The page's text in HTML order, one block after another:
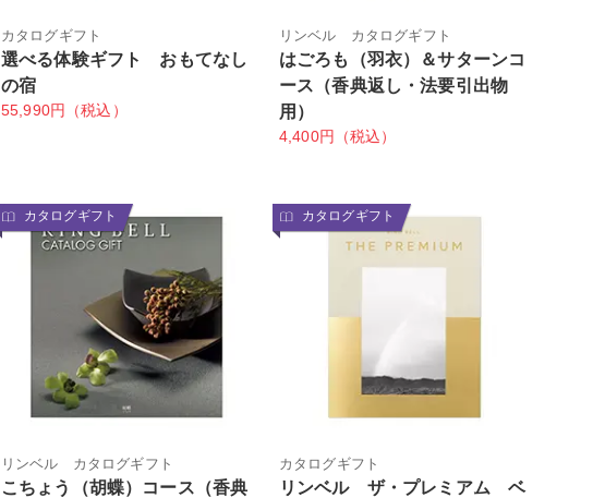
カタログギフト
選べる体験ギフト おもてなし
の宿
55,990円（税込）
リンベル カタログギフト
はごろも（羽衣）＆サターンコ
ース（香典返し・法要引出物
用）
4,400円（税込）
カタログギフト
リンベル カタログギフト
こちょう（胡蝶）コース（香典
カタログギフト
カタログギフト
リンベル ザ・プレミアム ベ